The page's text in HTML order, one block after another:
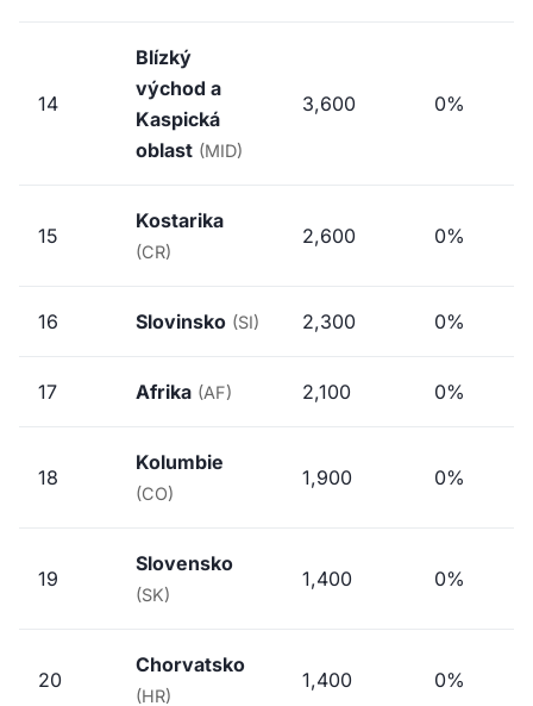
14
Blízký
východ a
Kaspická
oblast (MID)
3,600 0%
15
Kostarika
(CR)
2,600 0%
16 Slovinsko (SI) 2,300 0%
17 Afrika (AF) 2,100 0%
18
Kolumbie
(CO)
1,900 0%
19
Slovensko
(SK)
1,400 0%
20
Chorvatsko
(HR)
1,400 0%